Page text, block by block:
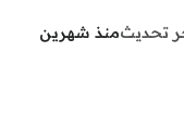
تحديثمنذ شهرين